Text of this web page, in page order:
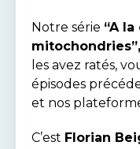
Notre série “A
mitochondries”,
les avez ratés,
épisodes
et nos
C’est Florian